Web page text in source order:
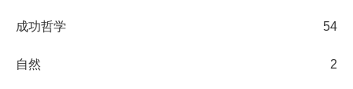
成功哲学 54
自然 2